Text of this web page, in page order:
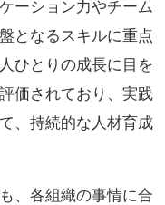
ーション力やチーム
となるスキルに重点
ひとりの成長に目を
価されており、実践
、持続的な人材育成
、各組織の事情に合